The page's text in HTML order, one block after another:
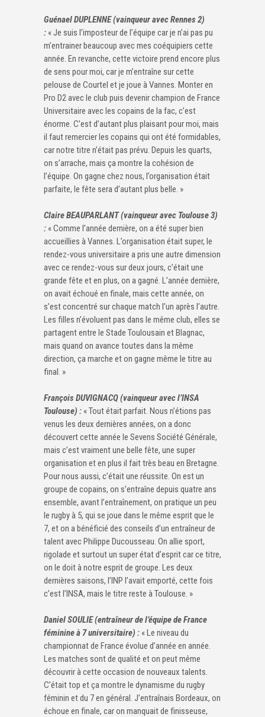
Guénael DUPLENNE (vainqueur avec Rennes 2)
: « Je suis l’imposteur de l’équipe car je n’ai pas pu
m’entrainer beaucoup avec mes coéquipiers cette
année. En revanche, cette victoire prend encore plus
de sens pour moi, car je m’entraîne sur cette
pelouse de Courtel et je joue à Vannes. Monter en
Pro D2 avec le club puis devenir champion de France
Universitaire avec les copains de la fac, c’est
énorme. C’est d’autant plus plaisant pour moi, mais
il faut remercier les copains qui ont été formidables,
car notre titre n’était pas prévu. Depuis les quarts,
on s’arrache, mais ça montre la cohésion de
l’équipe. On gagne chez nous, l’organisation était
parfaite, le fête sera d’autant plus belle. »
Claire BEAUPARLANT (vainqueur avec Toulouse 3)
: « Comme l’année dernière, on a été super bien
accueillies à Vannes. L’organisation était super, le
rendez-vous universitaire a pris une autre dimension
avec ce rendez-vous sur deux jours, c’était une
grande fête et en plus, on a gagné. L’année dernière,
on avait échoué en finale, mais cette année, on
s’est concentré sur chaque match l’un après l’autre.
Les filles n’évoluent pas dans le même club, elles se
partagent entre le Stade Toulousain et Blagnac,
mais quand on avance toutes dans la même
direction, ça marche et on gagne même le titre au
final. »
François DUVIGNACQ (vainqueur avec l’INSA
Toulouse) : « Tout était parfait. Nous n’étions pas
venus les deux dernières années, on a donc
découvert cette année le Sevens Société Générale,
mais c’est vraiment une belle fête, une super
organisation et en plus il fait très beau en Bretagne.
Pour nous aussi, c’était une réussite. On est un
groupe de copains, on s’entraîne depuis quatre ans
ensemble, avant l’entraînement, on pratique un peu
le rugby à 5, qui se joue dans le même esprit que le
7, et on a bénéficié des conseils d’un entraîneur de
talent avec Philippe Ducousseau. On allie sport,
rigolade et surtout un super état d’esprit car ce titre,
on le doit à notre esprit de groupe. Les deux
dernières saisons, l’INP l’avait emporté, cette fois
c’est l’INSA, mais le titre reste à Toulouse. »
Daniel SOULIE (entraîneur de l’équipe de France
féminine à 7 universitaire) : « Le niveau du
championnat de France évolue d’année en année.
Les matches sont de qualité et on peut même
découvrir à cette occasion de nouveaux talents.
C’était top et ça montre le dynamisme du rugby
féminin et du 7 en général. J’entraînais Bordeaux, on
échoue en finale, car on manquait de finisseuse,